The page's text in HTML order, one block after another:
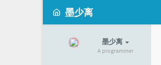
墨少离
墨少离
A programmer